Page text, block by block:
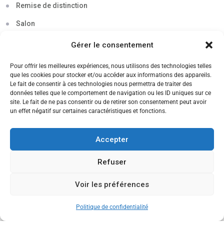
Gérer le consentement
Pour offrir les meilleures expériences, nous utilisons des technologies telles
que les cookies pour stocker et/ou accéder aux informations des appareils.
Le fait de consentir à ces technologies nous permettra de traiter des
données telles que le comportement de navigation ou les ID uniques sur ce
site. Le fait de ne pas consentir ou de retirer son consentement peut avoir
un effet négatif sur certaines caractéristiques et fonctions.
Accepter
Refuser
Voir les préférences
Politique de confidentialité
Remise de distinction
Salon
Soirée
Sortie découverte
Tau
Voyage
CANDIDATEZ MAINTENANT